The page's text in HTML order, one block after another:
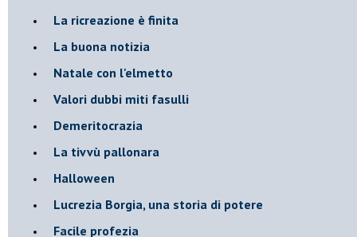
La ricreazione è finita
La buona notizia
Natale con l'elmetto
Valori dubbi miti fasulli
Demeritocrazia
La tivvù pallonara
Halloween
​Lucrezia Borgia, una storia di potere
Facile profezia